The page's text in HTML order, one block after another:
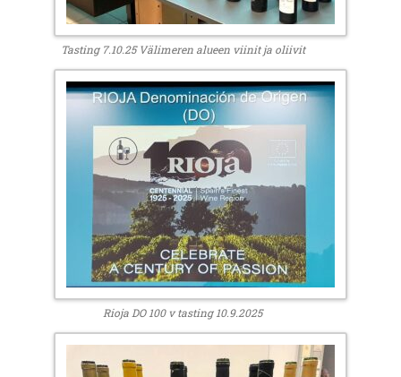
Tasting 7.10.25 Välimeren alueen viinit ja oliivit
Rioja DO 100 v tasting 10.9.2025